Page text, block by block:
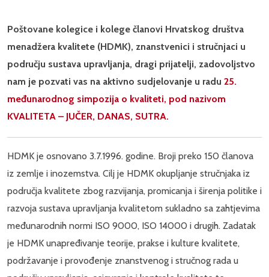
Poštovane kolegice i kolege članovi Hrvatskog društva
menadžera kvalitete (HDMK), znanstvenici i stručnjaci u
području sustava upravljanja, dragi prijatelji, zadovoljstvo
nam je pozvati vas na aktivno sudjelovanje u radu 25.
međunarodnog simpozija o kvaliteti, pod nazivom
KVALITETA – JUČER, DANAS, SUTRA.
HDMK je osnovano 3.7.1996. godine. Broji preko 150 članova
iz zemlje i inozemstva. Cilj je HDMK okupljanje stručnjaka iz
područja kvalitete zbog razvijanja, promicanja i širenja politike i
razvoja sustava upravljanja kvalitetom sukladno sa zahtjevima
međunarodnih normi ISO 9000, ISO 14000 i drugih. Zadatak
je HDMK unapređivanje teorije, prakse i kulture kvalitete,
podržavanje i provođenje znanstvenog i stručnog rada u